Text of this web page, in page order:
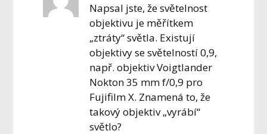
Napsal jste, že světelnost
objektivu je měřítkem
„ztráty“ světla. Existují
objektivy se světelností 0,9,
např. objektiv Voigtlander
Nokton 35 mm f/0,9 pro
Fujifilm X. Znamená to, že
takový objektiv „vyrábí“
světlo?